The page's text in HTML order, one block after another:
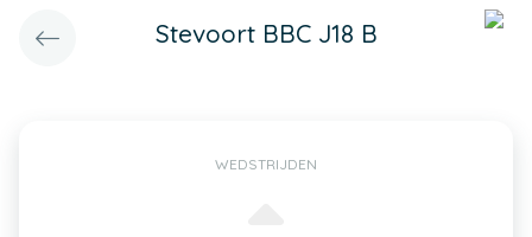
Stevoort BBC J18 B
WEDSTRIJDEN